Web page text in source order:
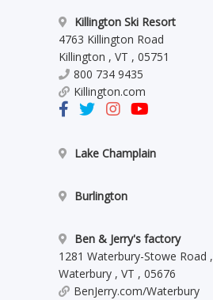
Killington Ski Resort
4763 Killington Road
Killington , VT , 05751
800 734 9435
Killington.com
Lake Champlain
Burlington
Ben & Jerry's factory
1281 Waterbury-Stowe Road ,
Waterbury , VT , 05676
BenJerry.com/Waterbury